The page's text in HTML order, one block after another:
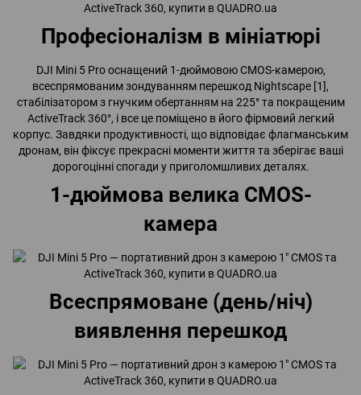
Професіоналізм в мініатюрі
DJI Mini 5 Pro оснащений 1-дюймовою CMOS-камерою,
всеспрямованим зондуванням перешкод Nightscape [1],
стабілізатором з гнучким обертанням на 225° та покращеним
ActiveTrack 360°, і все це поміщено в його фірмовий легкий
корпус. Завдяки продуктивності, що відповідає флагманським
дронам, він фіксує прекрасні моменти життя та зберігає ваші
дорогоцінні спогади у приголомшливих деталях.
1-дюймова велика CMOS-
камера
Всеспрямоване (день/ніч)
виявлення перешкод